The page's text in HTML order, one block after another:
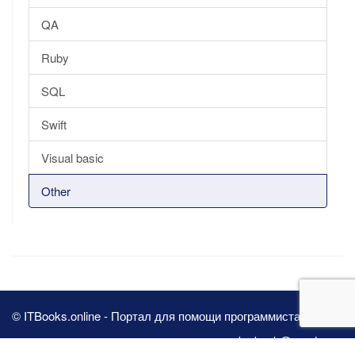
QA
Ruby
SQL
Swift
Visual basic
Other
© ITBooks.online - Портал для помощи программистам 2026